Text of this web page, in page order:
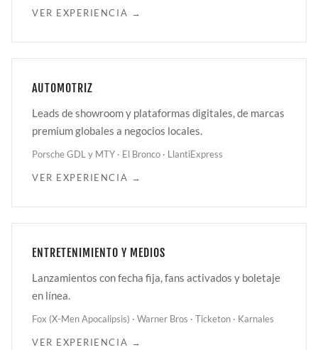
VER EXPERIENCIA →
AUTOMOTRIZ
Leads de showroom y plataformas digitales, de marcas
premium globales a negocios locales.
Porsche GDL y MTY · El Bronco · LlantiExpress
VER EXPERIENCIA →
ENTRETENIMIENTO Y MEDIOS
Lanzamientos con fecha fija, fans activados y boletaje
en línea.
Fox (X-Men Apocalipsis) · Warner Bros · Ticketon · Karnales
VER EXPERIENCIA →